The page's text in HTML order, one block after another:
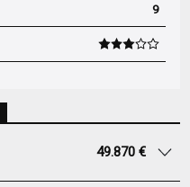
9
49.870 €